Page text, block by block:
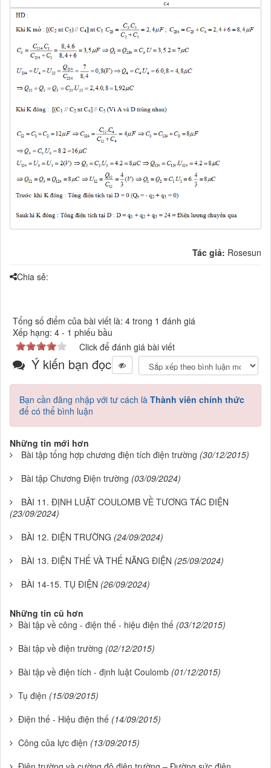
Tác giả: Rosesun
Chia sẻ:
Tổng số điểm của bài viết là: 4 trong 1 đánh giá
Xếp hạng: 4 - 1 phiếu bầu
Click để đánh giá bài viết
Ý kiến bạn đọc
Bạn cần đăng nhập với tư cách là Thành viên chính thức
để có thể bình luận
Những tin mới hơn
Bài tập tổng hợp chương điện tích điện trường (30/12/2015)
Bài tập Chương Điện trường (03/09/2024)
BÀI 11. ĐỊNH LUẬT COULOMB VỀ TƯƠNG TÁC ĐIỆN
(23/09/2024)
BÀI 12. ĐIỆN TRƯỜNG (24/09/2024)
BÀI 13. ĐIỆN THẾ VÀ THẾ NĂNG ĐIỆN (25/09/2024)
BÀI 14-15. TỤ ĐIỆN (26/09/2024)
Những tin cũ hơn
Bài tập về công - điện thế - hiệu điện thế (03/12/2015)
Bài tập về điện trường (02/12/2015)
Bài tập về điện tích - định luật Coulomb (01/12/2015)
Tụ điện (15/09/2015)
Điện thế - Hiệu điện thế (14/09/2015)
Công của lực điện (13/09/2015)